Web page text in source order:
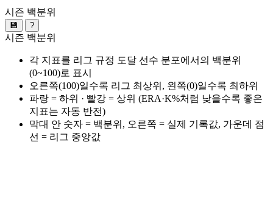
시즌 백분위
💾 ?
시즌 백분위
각 지표를 리그 규정 도달 선수 분포에서의 백분위
(0~100)로 표시
오른쪽(100)일수록 리그 최상위, 왼쪽(0)일수록 최하위
파랑 = 하위 · 빨강 = 상위 (ERA·K%처럼 낮을수록 좋은
지표는 자동 반전)
막대 안 숫자 = 백분위, 오른쪽 = 실제 기록값, 가운데 점
선 = 리그 중앙값